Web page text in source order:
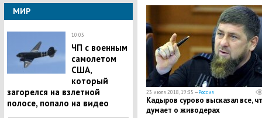
МИР
10:03
ЧП с военным
самолетом
США,
который
загорелся на взлетной
полосе, попало на видео
23 июля 2018, 19:35 —Россия
Кадыров сурово высказал все,
думает о живодерах